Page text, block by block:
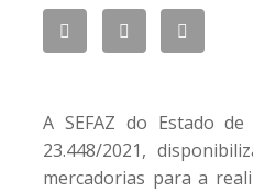
A SEFAZ do Estado
23.448/2021,
mercadorias para a